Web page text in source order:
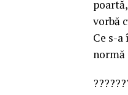
vorbă
Ce s-
normă